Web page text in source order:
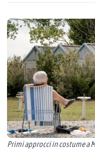
Primi approcci in costume a